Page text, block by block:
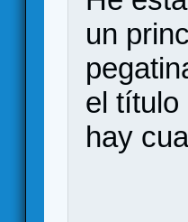
un
el título
hay